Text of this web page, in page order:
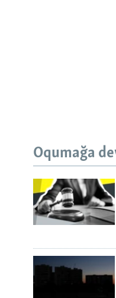
Oqumağa